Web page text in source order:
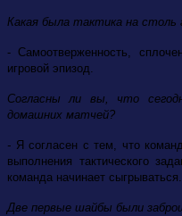
Какая была тактика на столь
- Самоотверженность,
игровой эпизод.
Согласны ли вы, что
домашних матчей?
- Я согласен с тем, что
выполнения тактического
команда начинает сыгрываться.
Две первые шайбы были